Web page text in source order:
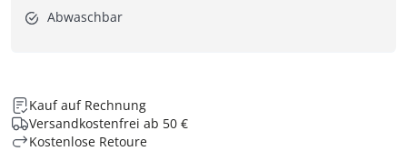
Abwaschbar
Kauf auf Rechnung
Versandkostenfrei ab 50 €
Kostenlose Retoure